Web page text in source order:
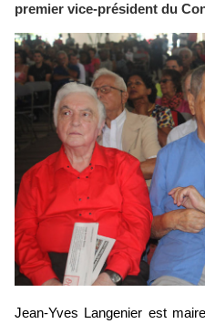
premier vice-président du
Jean-Yves Langenier est maire du Port et président du TCO.